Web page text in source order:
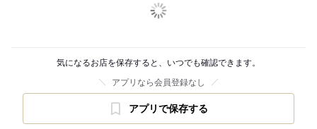
気になるお店を保存すると、いつでも確認できます。
アプリなら会員登録なし
アプリで保存する